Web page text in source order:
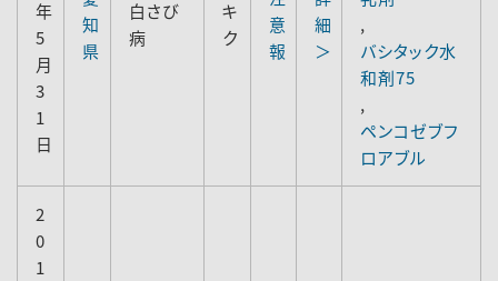
年
5
月
3
1
日
知
県
白さび
病
キ
ク
意
報
細
＞
,
バシタック水
和剤75
,
ペンコゼブフ
ロアブル
2
0
1